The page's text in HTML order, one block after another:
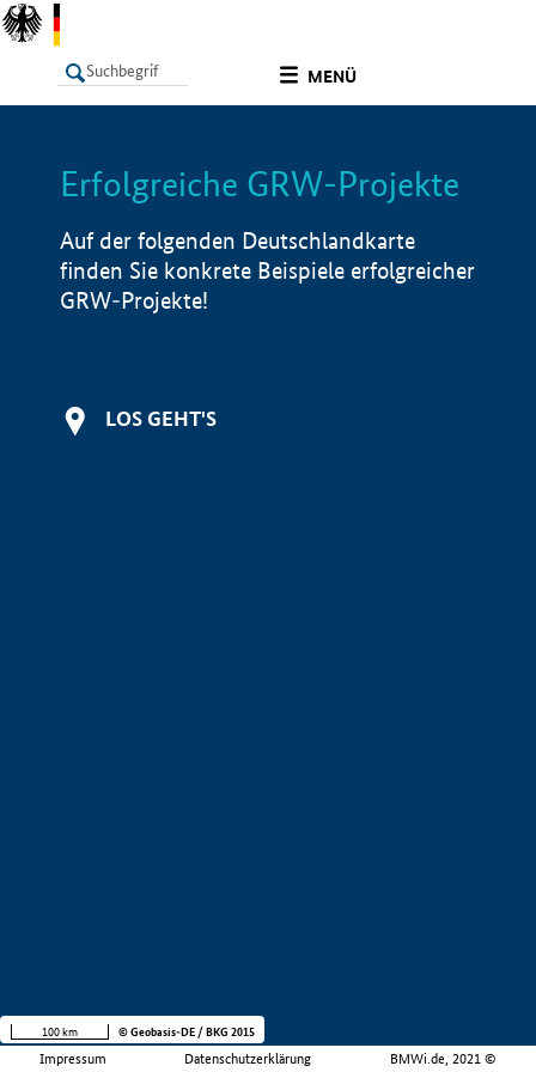
MENÜ
LISTE Info
Erfolgreiche GRW-Projekte
Auf der folgenden Deutschlandkarte
finden Sie konkrete Beispiele erfolgreicher
GRW-Projekte!
LOS GEHT'S
Impressum Datenschutzerklärung BMWi.de, 2021 ©
100 km © Geobasis-DE / BKG 2015